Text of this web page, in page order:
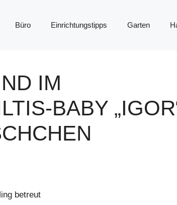
Büro Einrichtungstipps Garten
IM
BABY
betreut